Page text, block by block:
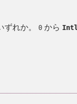
ずれか。 0 から